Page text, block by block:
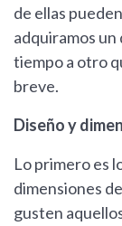
de ellas
adquiramos
tiempo a otro
breve.
Diseño y
Lo primero es
dimensiones
gusten